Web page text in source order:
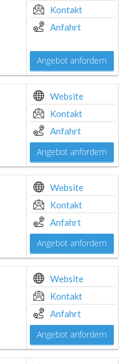
Kontakt
Anfahrt
Angebot anfordern
Website
Kontakt
Anfahrt
Angebot anfordern
Website
Kontakt
Anfahrt
Angebot anfordern
Website
Kontakt
Anfahrt
Angebot anfordern